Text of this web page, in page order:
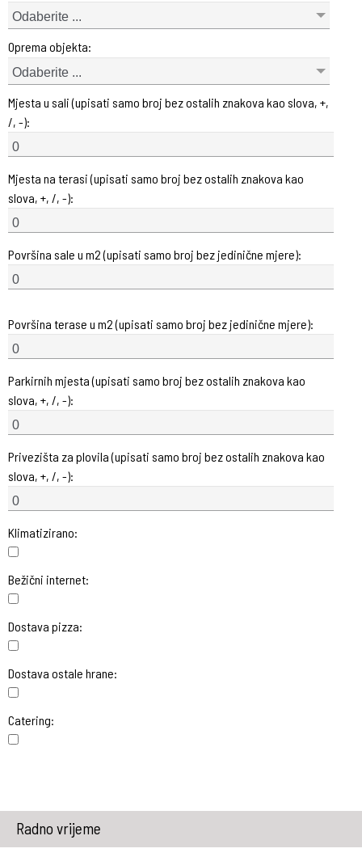
Odaberite ...
Oprema objekta:
Odaberite ...
Mjesta u sali (upisati samo broj bez ostalih znakova kao slova, +,
/, -):
Mjesta na terasi (upisati samo broj bez ostalih znakova kao
slova, +, /, -):
Površina sale u m2 (upisati samo broj bez jedinične mjere):
Površina terase u m2 (upisati samo broj bez jedinične mjere):
Parkirnih mjesta (upisati samo broj bez ostalih znakova kao
slova, +, /, -):
Privezišta za plovila (upisati samo broj bez ostalih znakova kao
slova, +, /, -):
Klimatizirano:
Bežični internet:
Dostava pizza:
Dostava ostale hrane:
Catering:
Radno vrijeme